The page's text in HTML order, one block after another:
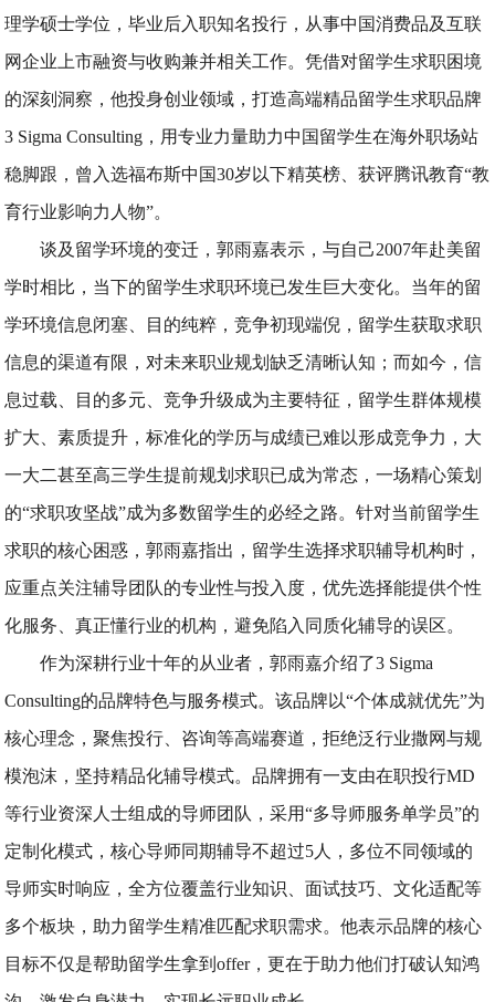
理学硕士学位，毕业后入职知名投行，从事中国消费品及互联
网企业上市融资与收购兼并相关工作。凭借对留学生求职困境
的深刻洞察，他投身创业领域，打造高端精品留学生求职品牌
3 Sigma Consulting，用专业力量助力中国留学生在海外职场站
稳脚跟，曾入选福布斯中国30岁以下精英榜、获评腾讯教育“教
育行业影响力人物”。
谈及留学环境的变迁，郭雨嘉表示，与自己2007年赴美留
学时相比，当下的留学生求职环境已发生巨大变化。当年的留
学环境信息闭塞、目的纯粹，竞争初现端倪，留学生获取求职
信息的渠道有限，对未来职业规划缺乏清晰认知；而如今，信
息过载、目的多元、竞争升级成为主要特征，留学生群体规模
扩大、素质提升，标准化的学历与成绩已难以形成竞争力，大
一大二甚至高三学生提前规划求职已成为常态，一场精心策划
的“求职攻坚战”成为多数留学生的必经之路。针对当前留学生
求职的核心困惑，郭雨嘉指出，留学生选择求职辅导机构时，
应重点关注辅导团队的专业性与投入度，优先选择能提供个性
化服务、真正懂行业的机构，避免陷入同质化辅导的误区。
作为深耕行业十年的从业者，郭雨嘉介绍了3 Sigma
Consulting的品牌特色与服务模式。该品牌以“个体成就优先”为
核心理念，聚焦投行、咨询等高端赛道，拒绝泛行业撒网与规
模泡沫，坚持精品化辅导模式。品牌拥有一支由在职投行MD
等行业资深人士组成的导师团队，采用“多导师服务单学员”的
定制化模式，核心导师同期辅导不超过5人，多位不同领域的
导师实时响应，全方位覆盖行业知识、面试技巧、文化适配等
多个板块，助力留学生精准匹配求职需求。他表示品牌的核心
目标不仅是帮助留学生拿到offer，更在于助力他们打破认知鸿